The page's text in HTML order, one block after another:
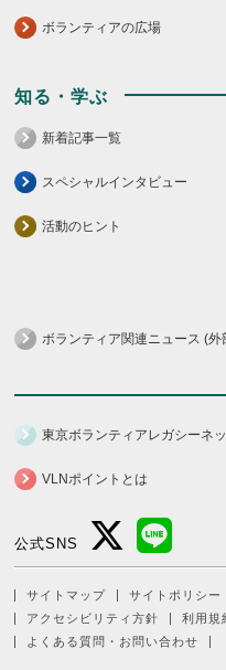
ボランティアの広場
知る・学ぶ
新着記事一覧
スペシャルインタビュー
活動のヒント
ボランティア関連ニュース (外
東京ボランティアレガシーネ
VLNポイントとは
公式SNS
サイトマップ サイトポリシー
アクセシビリティ方針
利用規
よくある質問・お問い合わせ